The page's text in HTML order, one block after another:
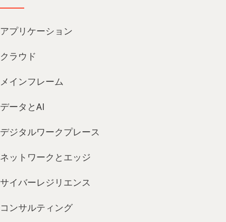
アプリケーション
クラウド
メインフレーム
データとAI
デジタルワークプレース
ネットワークとエッジ
サイバーレジリエンス
コンサルティング